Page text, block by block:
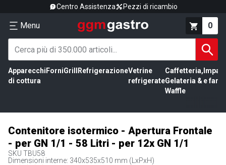
Centro Assistenza Pezzi di ricambio
Menu 0
Apparecchi
di cottura
ForniGrill RefrigerazioneVetrine
refrigerate
Caffetteria,
Gelateria &
Waffle
e
Contenitore isotermico - Apertura Frontale
- per GN 1/1 - 58 Litri - per 12x GN 1/1
SKU TBU58
Dimensioni interne: 340x535x510 mm (LxPxH)